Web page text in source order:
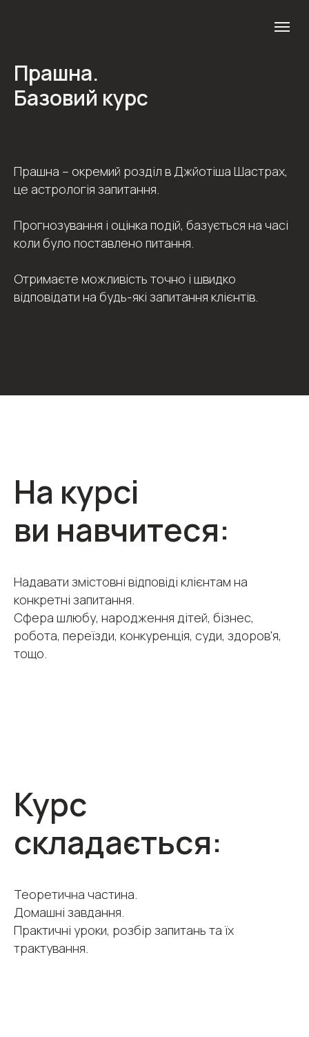
Прашна.
Базовий курс
Прашна – окремий розділ в Джйотіша Шастрах,
це астрологія запитання.
Прогнозування і оцінка подій, базується на часі
коли було поставлено питання.
Отримаєте можливість точно і швидко
відповідати на будь-які запитання клієнтів.
На курсі
ви навчитеся:
Надавати змістовні відповіді клієнтам на
конкретні запитання.
Сфера шлюбу, народження дітей, бізнес,
робота, переїзди, конкуренція, суди, здоров'я,
тощо.
Курс
складається:
Теоретична частина.
Домашні завдання.
Практичні уроки, розбір запитань та їх
трактування.